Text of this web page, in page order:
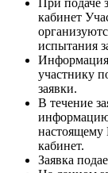
При подаче
кабинет
испытания
Информация
участнику
заявки.
В течение
информацию
кабинет.
Заявка